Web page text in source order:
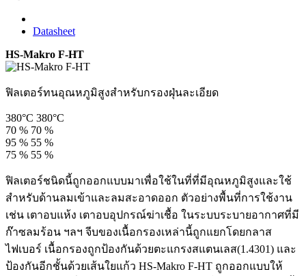
Datasheet
HS-Makro F-HT
ฟิลเตอร์ทนอุณหภูมิสูงสำหรับกรองฝุ่นละเอียด
380°C 380°C
70 % 70 %
95 % 55 %
75 % 55 %
ฟิลเตอร์ชนิดนี้ถูกออกแบบมาเพื่อใช้ในที่ที่มีอุณหภูมิสูงและใช้
สำหรับด้านลมเข้าและลมสะอาดออก ตัวอย่างพื้นที่การใช้งาน
เช่น เตาอบแห้ง เตาอบอุปกรณ์ฆ่าเชื้อ ในระบบระบายอากาศที่มี
ก๊าซลมร้อน ฯลฯ จีบของเนื้อกรองเหล่านี้ถูกแยกโดยกลาส
ไฟเบอร์ เนื้อกรองถูกป้องกันด้วยตะแกรงสแตนเลส(1.4301) และ
ป้องกันอีกชั้นด้วยเส้นใยแก้ว HS-Makro F-HT ถูกออกแบบให้